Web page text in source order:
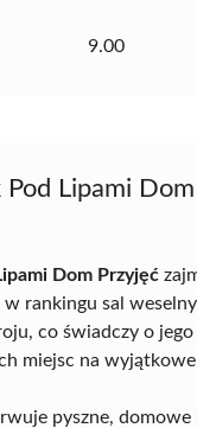
9.00
Lipami
Dom Przyjęć
w rankingu sal
co świadczy o
miejsc na
pyszne,